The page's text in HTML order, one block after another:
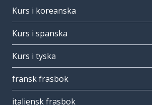
Kurs i koreanska
Kurs i spanska
Kurs i tyska
fransk frasbok
italiensk frasbok